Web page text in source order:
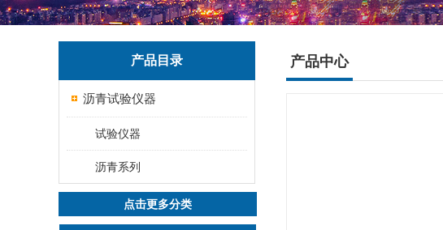
产品目录
沥青试验仪器
试验仪器
沥青系列
点击更多分类
产品中心